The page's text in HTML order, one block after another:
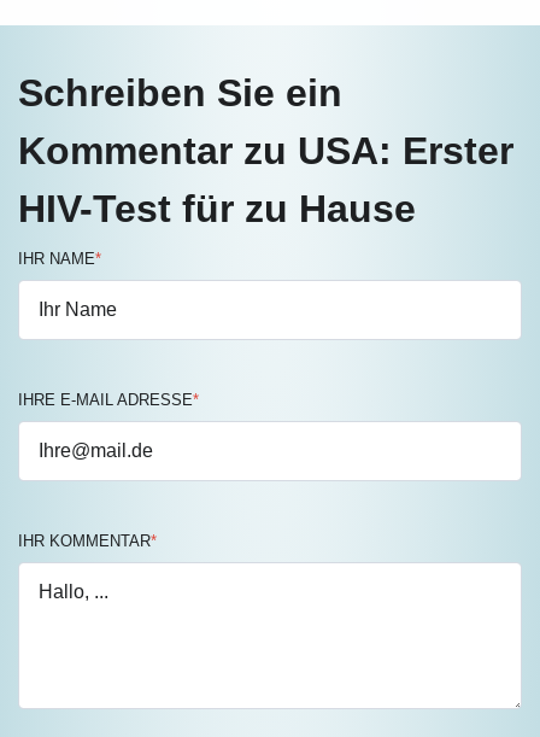
Schreiben Sie ein
Kommentar zu USA: Erster
HIV-Test für zu Hause
IHR NAME*
IHRE E-MAIL ADRESSE*
IHR KOMMENTAR*